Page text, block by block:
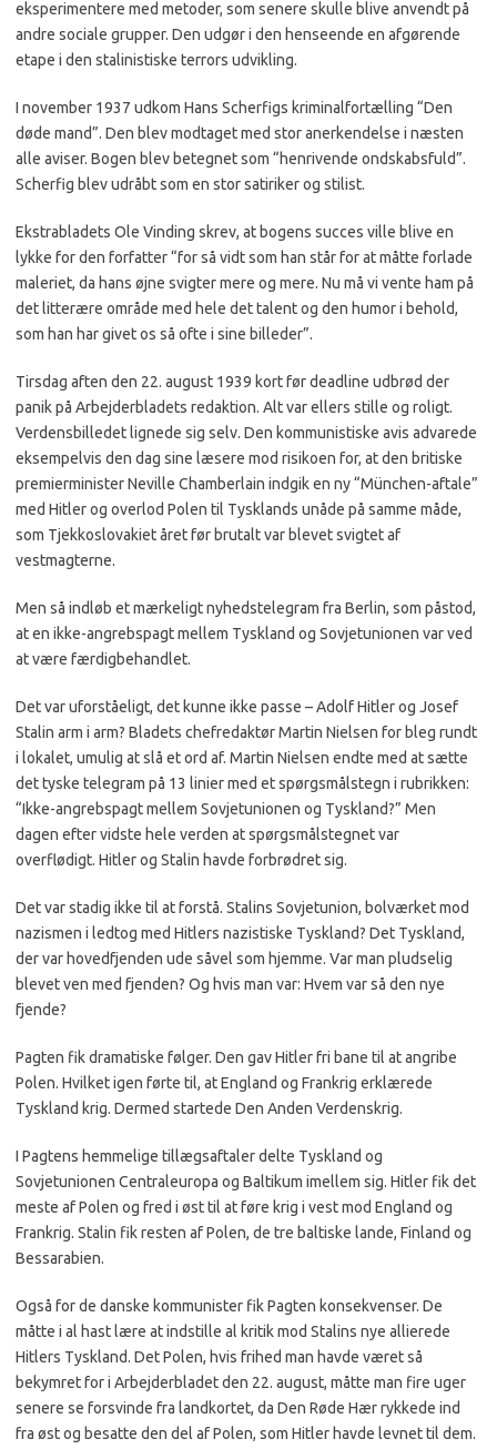
eksperimentere med metoder, som senere skulle blive anvendt på
andre sociale grupper. Den udgør i den henseende en afgørende
etape i den stalinistiske terrors udvikling.
I november 1937 udkom Hans Scherfigs kriminalfortælling “Den
døde mand”. Den blev modtaget med stor anerkendelse i næsten
alle aviser. Bogen blev betegnet som “henrivende ondskabsfuld”.
Scherfig blev udråbt som en stor satiriker og stilist.
Ekstrabladets Ole Vinding skrev, at bogens succes ville blive en
lykke for den forfatter “for så vidt som han står for at måtte forlade
maleriet, da hans øjne svigter mere og mere. Nu må vi vente ham på
det litterære område med hele det talent og den humor i behold,
som han har givet os så ofte i sine billeder”.
Tirsdag aften den 22. august 1939 kort før deadline udbrød der
panik på Arbejderbladets redaktion. Alt var ellers stille og roligt.
Verdensbilledet lignede sig selv. Den kommunistiske avis advarede
eksempelvis den dag sine læsere mod risikoen for, at den britiske
premierminister Neville Chamberlain indgik en ny “München-aftale”
med Hitler og overlod Polen til Tysklands unåde på samme måde,
som Tjekkoslovakiet året før brutalt var blevet svigtet af
vestmagterne.
Men så indløb et mærkeligt nyhedstelegram fra Berlin, som påstod,
at en ikke-angrebspagt mellem Tyskland og Sovjetunionen var ved
at være færdigbehandlet.
Det var uforståeligt, det kunne ikke passe – Adolf Hitler og Josef
Stalin arm i arm? Bladets chefredaktør Martin Nielsen for bleg rundt
i lokalet, umulig at slå et ord af. Martin Nielsen endte med at sætte
det tyske telegram på 13 linier med et spørgsmålstegn i rubrikken:
“Ikke-angrebspagt mellem Sovjetunionen og Tyskland?” Men
dagen efter vidste hele verden at spørgsmålstegnet var
overflødigt. Hitler og Stalin havde forbrødret sig.
Det var stadig ikke til at forstå. Stalins Sovjetunion, bolværket mod
nazismen i ledtog med Hitlers nazistiske Tyskland? Det Tyskland,
der var hovedfjenden ude såvel som hjemme. Var man pludselig
blevet ven med fjenden? Og hvis man var: Hvem var så den nye
fjende?
Pagten fik dramatiske følger. Den gav Hitler fri bane til at angribe
Polen. Hvilket igen førte til, at England og Frankrig erklærede
Tyskland krig. Dermed startede Den Anden Verdenskrig.
I Pagtens hemmelige tillægsaftaler delte Tyskland og
Sovjetunionen Centraleuropa og Baltikum imellem sig. Hitler fik det
meste af Polen og fred i øst til at føre krig i vest mod England og
Frankrig. Stalin fik resten af Polen, de tre baltiske lande, Finland og
Bessarabien.
Også for de danske kommunister fik Pagten konsekvenser. De
måtte i al hast lære at indstille al kritik mod Stalins nye allierede
Hitlers Tyskland. Det Polen, hvis frihed man havde været så
bekymret for i Arbejderbladet den 22. august, måtte man fire uger
senere se forsvinde fra landkortet, da Den Røde Hær rykkede ind
fra øst og besatte den del af Polen, som Hitler havde levnet til dem.